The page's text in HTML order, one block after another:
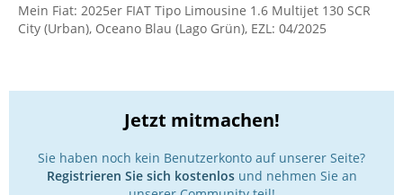
Mein Fiat: 2025er FIAT Tipo Limousine 1.6 Multijet 130 SCR
City (Urban), Oceano Blau (Lago Grün), EZL: 04/2025
Jetzt mitmachen!
Sie haben noch kein Benutzerkonto auf unserer Seite?
Registrieren Sie sich kostenlosund nehmen Sie an